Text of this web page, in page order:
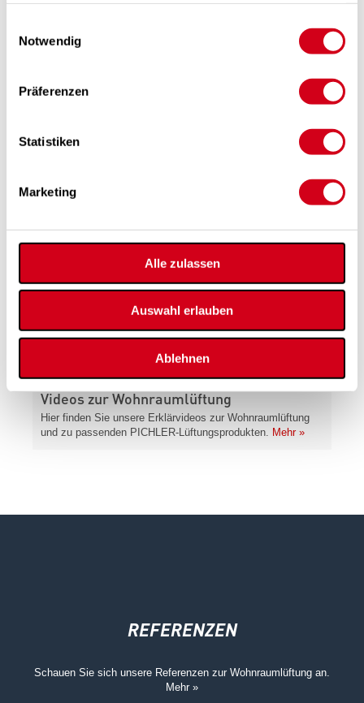
Notwendig
Präferenzen
Statistiken
Marketing
Alle zulassen
Auswahl erlauben
Ablehnen
Anleitungen & Videos zu Filterwechsel &
Steuerung
Filterwechsel und zur Steuerung für Ihre Lüftungsgeräte an.
Mehr »
Videos zur Wohnraumlüftung
Hier finden Sie unsere Erklärvideos zur Wohnraumlüftung
und zu passenden PICHLER-Lüftungsprodukten. Mehr »
REFERENZEN
Schauen Sie sich unsere Referenzen zur Wohnraumlüftung an.
Mehr »